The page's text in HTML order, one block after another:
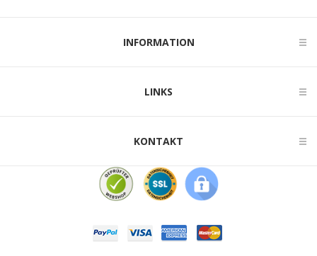
INFORMATION
LINKS
KONTAKT